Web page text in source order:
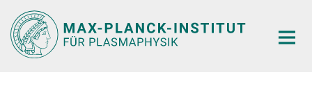
Hauptinhalt